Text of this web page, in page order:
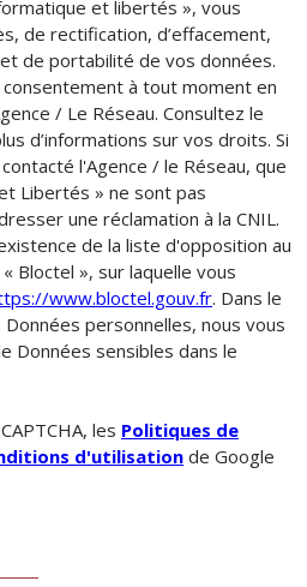
et libertés », vous
de rectification, d’effacement,
de portabilité de vos données.
à tout moment en
/ Le Réseau. Consultez le
d’informations sur vos droits. Si
l'Agence / le Réseau, que
Libertés » ne sont pas
une réclamation à la CNIL.
de la liste d'opposition au
Bloctel », sur laquelle vous
www.bloctel.gouv.fr. Dans le
personnelles, nous vous
Données sensibles dans le
les Politiques de
d'utilisation de Google